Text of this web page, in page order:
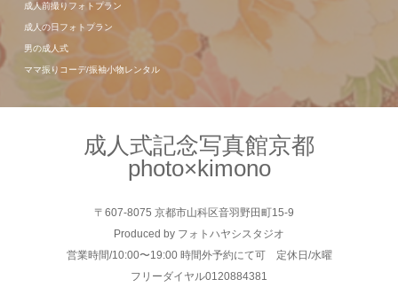
成人前撮りフォトプラン
成人の日フォトプラン
男の成人式
ママ振りコーデ/振袖小物レンタル
成人式記念写真館京都
photo×kimono
〒607-8075 京都市山科区音羽野田町15-9
Produced by フォトハヤシスタジオ
営業時間/10:00〜19:00 時間外予約にて可 定休日/水曜
フリーダイヤル0120884381